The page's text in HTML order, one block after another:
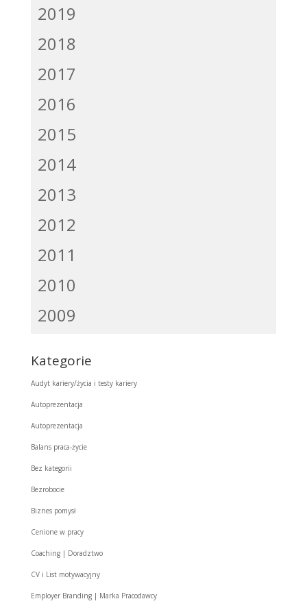
2019
2018
2017
2016
2015
2014
2013
2012
2011
2010
2009
Kategorie
Audyt kariery/życia i testy kariery
Autoprezentacja
Autoprezentacja
Balans praca-życie
Bez kategorii
Bezrobocie
Biznes pomysł
Cenione w pracy
Coaching | Doradztwo
CV i List motywacyjny
Employer Branding | Marka Pracodawcy